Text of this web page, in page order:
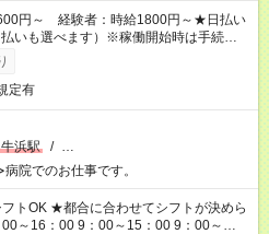
円～ 経験者：時給1800円～★日払い
いも選べます）※稼働開始時は手続き完
ます。
定有
牛浜駅 / …
院でのお仕事です。
フトが決めら
～16：00 9：00～15：00 9：00～